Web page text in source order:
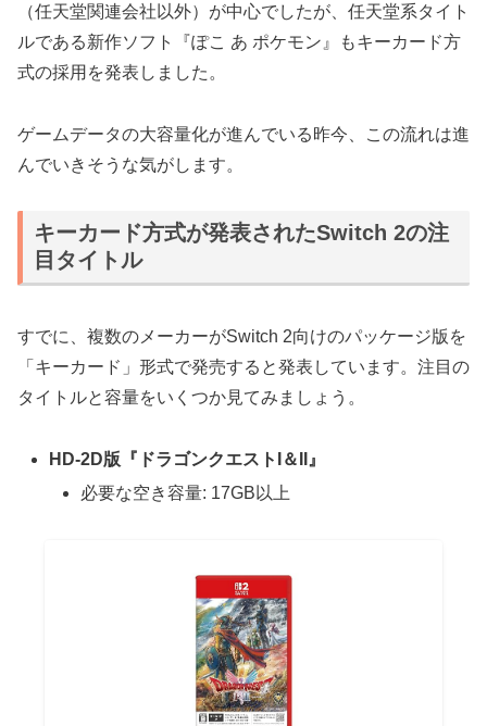
（任天堂関連会社以外）が中心でしたが、任天堂系タイト
ルである新作ソフト『ぽこ あ ポケモン』もキーカード方
式の採用を発表しました。
ゲームデータの大容量化が進んでいる昨今、この流れは進
んでいきそうな気がします。
キーカード方式が発表されたSwitch 2の注
目タイトル
すでに、複数のメーカーがSwitch 2向けのパッケージ版を
「キーカード」形式で発売すると発表しています。注目の
タイトルと容量をいくつか見てみましょう。
HD-2D版『ドラゴンクエストI＆II』
必要な空き容量: 17GB以上